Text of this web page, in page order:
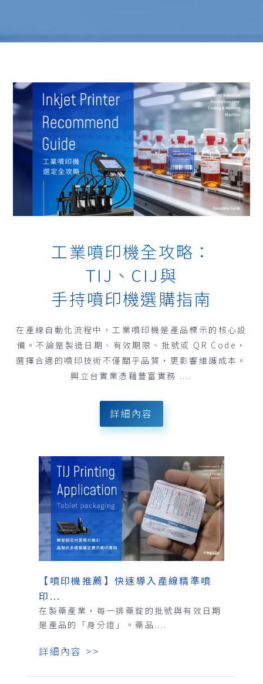
工業噴印機全攻略：
TIJ、CIJ與
手持噴印機選購指南
在產線自動化流程中，工業噴印機是產品標示的核心設
備。不論是製造日期、有效期限、批號或 QR Code，
選擇合適的噴印技術不僅關乎品質，更影響維護成本。
興立台實業憑藉豐富實務 ....
詳細內容
【噴印機推薦】快速導入產線精準噴
印...
在製藥產業，每一排藥錠的批號與有效日期
是產品的「身分證」。藥品....
詳細內容 >>